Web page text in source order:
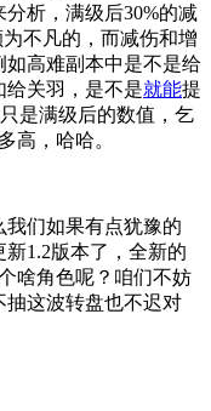
析，满级后30%的减
不凡的，而减伤和增
高难副本中是不是给
给关羽，是不是就能提
是满级后的数值，乞
高，哈哈。
我们如果有点犹豫的
1.2版本了，全新的
啥角色呢？咱们不妨
抽这波转盘也不迟对